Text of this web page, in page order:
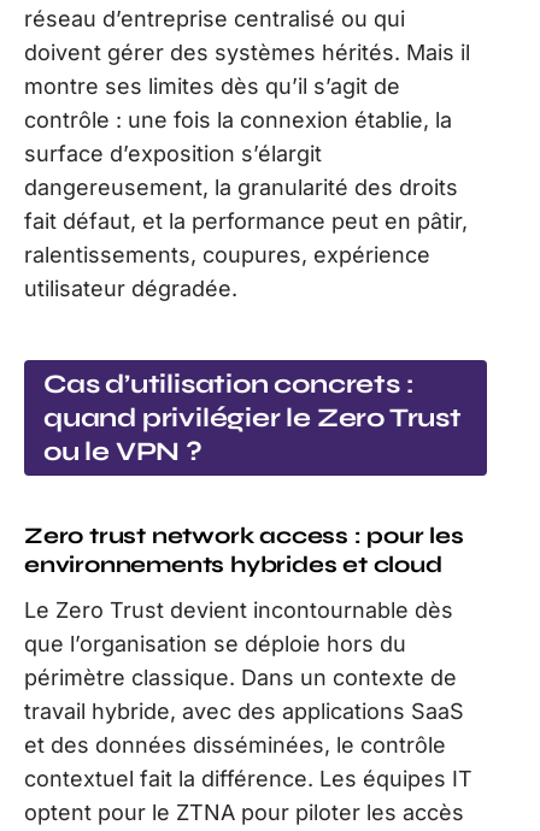
réseau d’entreprise centralisé ou qui
doivent gérer des systèmes hérités. Mais il
montre ses limites dès qu’il s’agit de
contrôle : une fois la connexion établie, la
surface d’exposition s’élargit
dangereusement, la granularité des droits
fait défaut, et la performance peut en pâtir,
ralentissements, coupures, expérience
utilisateur dégradée.
Cas d’utilisation concrets :
quand privilégier le Zero Trust
ou le VPN ?
Zero trust network access : pour les
environnements hybrides et cloud
Le Zero Trust devient incontournable dès
que l’organisation se déploie hors du
périmètre classique. Dans un contexte de
travail hybride, avec des applications SaaS
et des données disséminées, le contrôle
contextuel fait la différence. Les équipes IT
optent pour le ZTNA pour piloter les accès